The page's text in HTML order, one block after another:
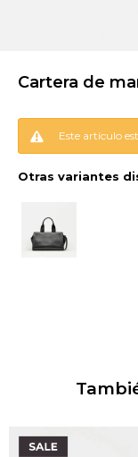
Cartera de
Este artículo
Otras variantes